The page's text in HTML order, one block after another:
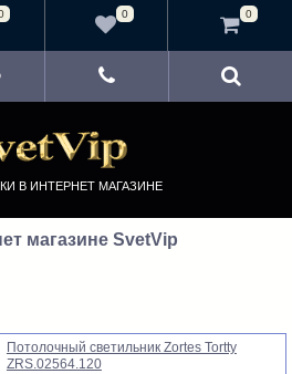
В ИНТЕРНЕТ МАГАЗИНЕ
магазине SvetVip
Потолочный светильник Zortes Tortty
ZRS.02564.120
0 0